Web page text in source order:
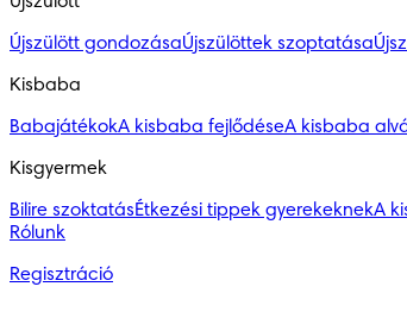
Újszülött gondozásaÚjszülöttek szoptatása
Kisbaba
BabajátékokA kisbaba fejlődéseA kisbaba
Kisgyermek
Bilire szoktatásÉtkezési tippek gyerekeknekA
Rólunk
Regisztráció